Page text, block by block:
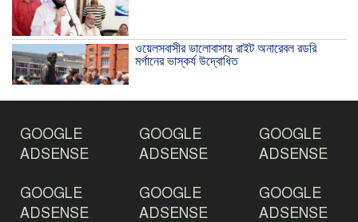
ওয়েলসবাসীর ভালোবাসায় রাইট অনারেবল রডরি
মর্গানের ভাস্কর্য উদ্বোধিত
দেশ রক্ষায় প্রগতিশীল সাংবাদিকদের ভুমিকা গুরুত্বপূর্ণ
-মহিবুল হাসান চৌধুরী
GOOGLE
ADSENSE
GOOGLE
ADSENSE
GOOGLE
ADSENSE
GOOGLE
ADSENSE
GOOGLE
ADSENSE
GOOGLE
ADSENSE